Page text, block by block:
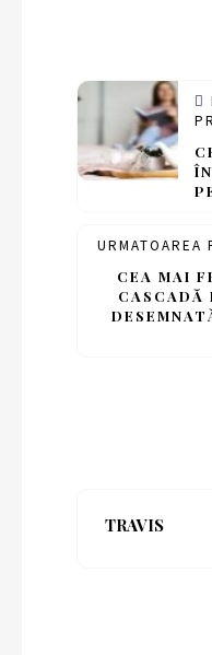
URMATOAREA
CEA MAI
CASCADĂ
TRAVIS